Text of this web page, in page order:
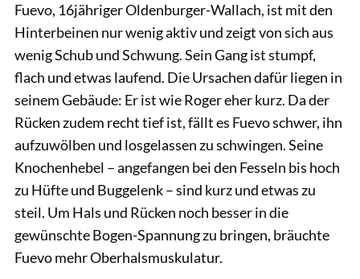
Fuevo, 16jähriger Oldenburger-Wallach, ist mit den
Hinterbeinen nur wenig aktiv und zeigt von sich aus
wenig Schub und Schwung. Sein Gang ist stumpf,
flach und etwas laufend. Die Ursachen dafür liegen in
seinem Gebäude: Er ist wie Roger eher kurz. Da der
Rücken zudem recht tief ist, fällt es Fuevo schwer, ihn
aufzuwölben und losgelassen zu schwingen. Seine
Knochenhebel – angefangen bei den Fesseln bis hoch
zu Hüfte und Buggelenk – sind kurz und etwas zu
steil. Um Hals und Rücken noch besser in die
gewünschte Bogen-Spannung zu bringen, bräuchte
Fuevo mehr Oberhalsmuskulatur.